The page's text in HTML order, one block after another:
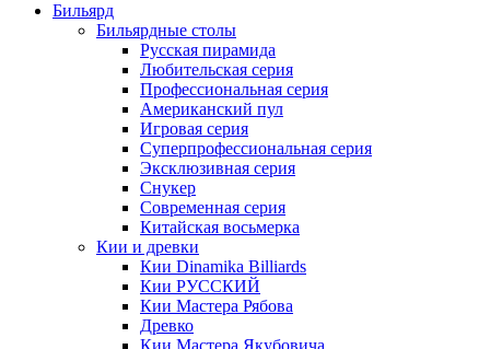
Бильярд
Бильярдные столы
Русская пирамида
Любительская серия
Профессиональная серия
Американский пул
Игровая серия
Суперпрофессиональная серия
Эксклюзивная серия
Снукер
Современная серия
Китайская восьмерка
Кии и древки
Кии Dinamika Billiards
Кии РУССКИЙ
Кии Мастера Рябова
Древко